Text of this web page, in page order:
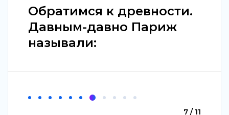
Обратимся к древности.
Давным-давно Париж
называли:
7 / 11